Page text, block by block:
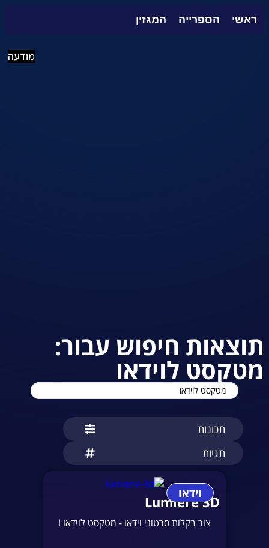
ראשי הספרייה המגזין
מודעה
תוצאות חיפוש עבור:
מטקסט לוידאו
תכונות
תגיות
וידאו
Lumiere 3D
צור בקלות סרטוני וידאו - מטקסט לוידאו !